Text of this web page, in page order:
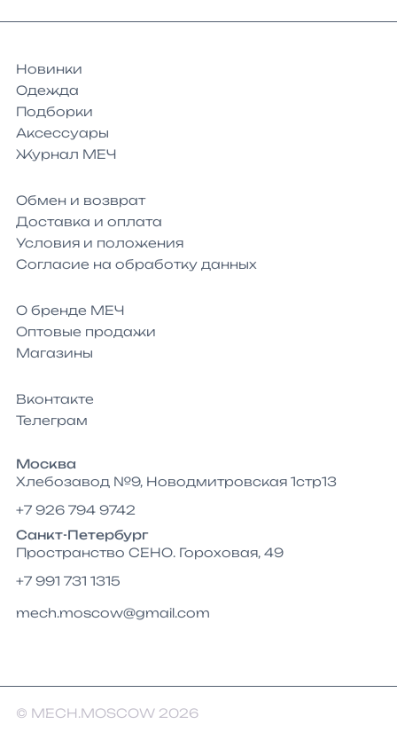
Новинки
Одежда
Подборки
Аксессуары
Журнал МЕЧ
Обмен и возврат
Доставка и оплата
Условия и положения
Согласие на обработку данных
О бренде МЕЧ
Оптовые продажи
Магазины
Вконтакте
Телеграм
Москва
Хлебозавод №9, Новодмитровская 1стр13
+7 926 794 9742
Санкт-Петербург
Пространство СЕНО. Гороховая, 49
+7 991 731 1315
mech.moscow@gmail.com
© MECH.MOSCOW 2026